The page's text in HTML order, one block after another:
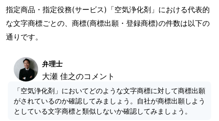
指定商品・指定役務(サービス)「空気浄化剤」における代表的
な文字商標ごとの、商標(商標出願・登録商標)の件数は以下の
通りです。
弁理士
大瀬 佳之のコメント
「空気浄化剤」においてどのような文字商標に対して商標出願
がされているのか確認してみましょう。自社が商標出願しよう
としている文字商標と類似しないか確認してみましょう。